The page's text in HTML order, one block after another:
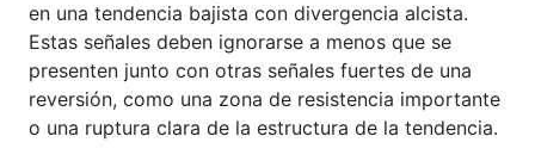
en una tendencia bajista con divergencia alcista.
Estas señales deben ignorarse a menos que se
presenten junto con otras señales fuertes de una
reversión, como una zona de resistencia importante
o una ruptura clara de la estructura de la tendencia.